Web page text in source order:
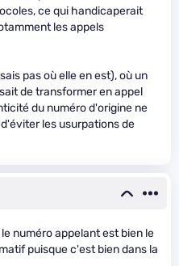
ce qui handicaperait
les appels
pas où elle en est), où un
de transformer en appel
du numéro d'origine ne
les usurpations de
numéro appelant est bien le
puisque c'est bien dans la